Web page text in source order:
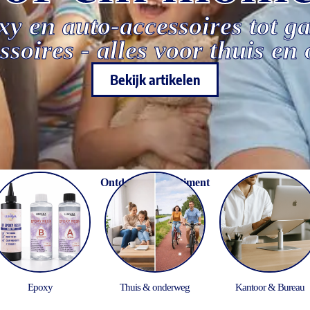
en auto-accessoires tot
- alles voor thuis en
Bekijk artikelen
Ontdek het assortiment
Epoxy Thuis & onderweg Kantoor & Bureau